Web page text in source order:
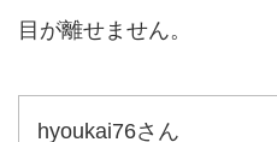
目が離せません。
hyoukai76さん